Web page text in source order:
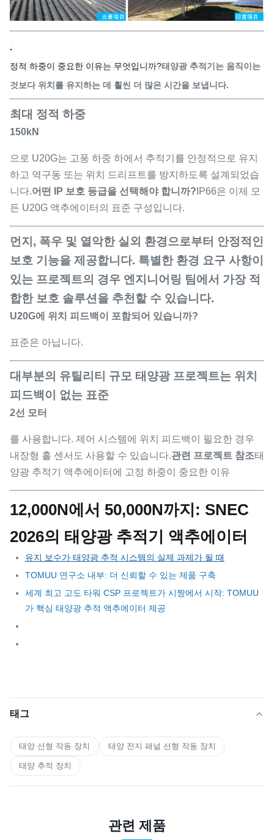
.
정적 하중이 중요한 이유는 무엇입니까?태양광 추적기는 움직이는
것보다 위치를 유지하는 데 훨씬 더 많은 시간을 보냅니다.
최대 정적 하중
150kN
으로 U20G는 고풍 하중 하에서 추적기를 안정적으로 유지
하고 역구동 또는 위치 드리프트를 방지하도록 설계되었습
니다.어떤 IP 보호 등급을 선택해야 합니까? IP66은 이제 모
든 U20G 액추에이터의 표준 구성입니다.
먼지, 폭우 및 열악한 실외 환경으로부터 안정적인
보호 기능을 제공합니다. 특별한 환경 요구 사항이
있는 프로젝트의 경우 엔지니어링 팀에서 가장 적
합한 보호 솔루션을 추천할 수 있습니다.
U20G에 위치 피드백이 포함되어 있습니까?
표준은 아닙니다.
대부분의 유틸리티 규모 태양광 프로젝트는 위치
피드백이 없는 표준
2선 모터
를 사용합니다. 제어 시스템에 위치 피드백이 필요한 경우
내장형 홀 센서도 사용할 수 있습니다.관련 프로젝트 참조태
양광 추적기 액추에이터에 고정 하중이 중요한 이유
12,000N에서 50,000N까지: SNEC
2026의 태양광 추적기 액추에이터
유지 보수가 태양광 추적 시스템의 실제 과제가 될 때
TOMUU 연구소 내부: 더 신뢰할 수 있는 제품 구축
세계 최고 고도 타워 CSP 프로젝트가 시짱에서 시작: TOMUU
가 핵심 태양광 추적 액추에이터 제공
태그
태양 선형 작동 장치 태양 전지 패널 선형 작동 장치
태양 추적 장치
관련 제품